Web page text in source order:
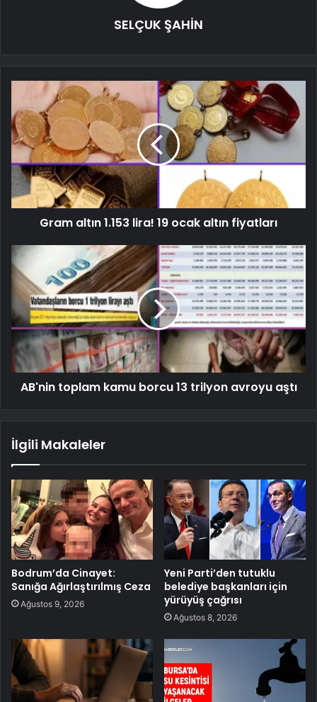
SELÇUK ŞAHİN
Gram altın 1.153 lira! 19 ocak altın fiyatları
AB'nin toplam kamu borcu 13 trilyon avroyu aştı
İlgili Makaleler
Bodrum’da Cinayet:
Sanığa Ağırlaştırılmış Ceza
Ağustos 9, 2026
Yeni Parti’den tutuklu
belediye başkanları için
yürüyüş çağrısı
Ağustos 8, 2026